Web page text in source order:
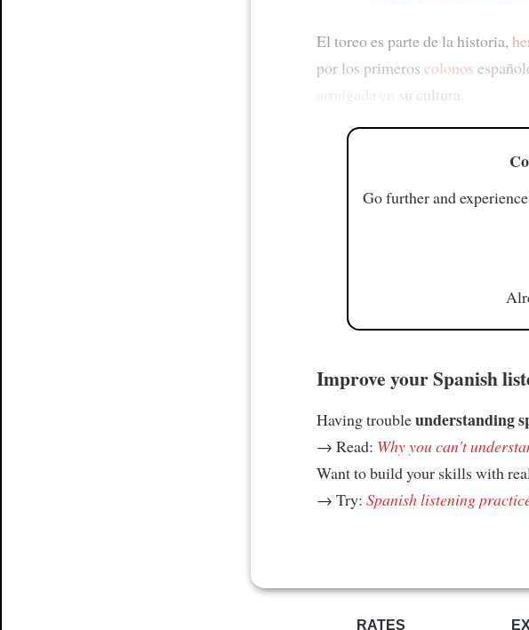
El toreo es parte de la historia,
por los primeros colonos
arraigada en su cultura.
Go further and
Improve your Spanish
Having troubleunderstanding
→ Read: Why you can't
Want to build your skills with
→ Try: Spanish listening
RATES